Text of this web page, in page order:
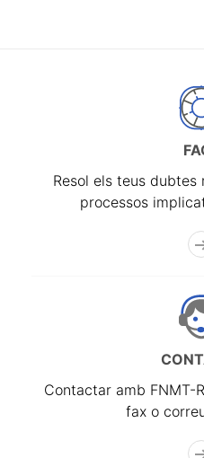
Resol els teus
processos
Contactar amb FNMT-
fax o